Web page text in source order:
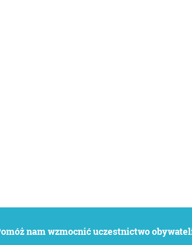
Pomóż nam wzmocnić uczestnictwo